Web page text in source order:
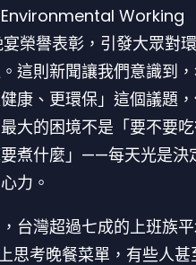
Environmental Working
榮譽表彰，引發大眾對
這則新聞讓我們意識到
康、更環保」這個議題
大的困境不是「要不要
煮什麼」——每天光是決
力。
台灣超過七成的上班族
思考晚餐菜單，有些人甚